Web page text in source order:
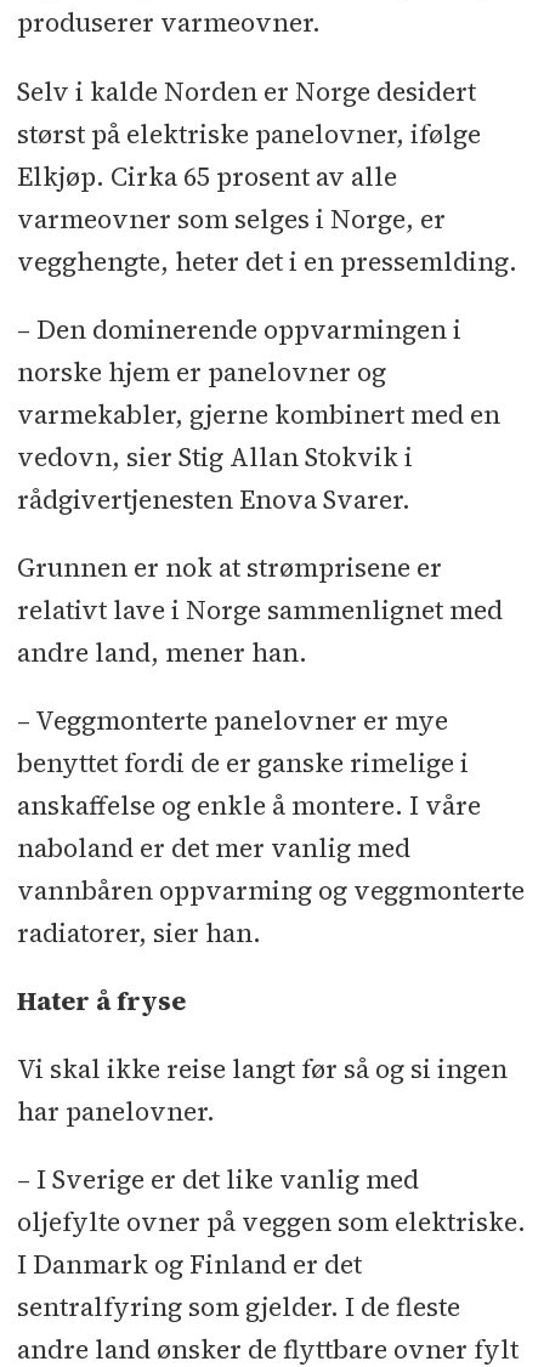
produserer varmeovner.
Selv i kalde Norden er Norge desidert
størst på elektriske panelovner, ifølge
Elkjøp. Cirka 65 prosent av alle
varmeovner som selges i Norge, er
vegghengte, heter det i en pressemlding.
– Den dominerende oppvarmingen i
norske hjem er panelovner og
varmekabler, gjerne kombinert med en
vedovn, sier Stig Allan Stokvik i
rådgivertjenesten Enova Svarer.
Grunnen er nok at strømprisene er
relativt lave i Norge sammenlignet med
andre land, mener han.
– Veggmonterte panelovner er mye
benyttet fordi de er ganske rimelige i
anskaffelse og enkle å montere. I våre
naboland er det mer vanlig med
vannbåren oppvarming og veggmonterte
radiatorer, sier han.
Hater å fryse
Vi skal ikke reise langt før så og si ingen
har panelovner.
– I Sverige er det like vanlig med
oljefylte ovner på veggen som elektriske.
I Danmark og Finland er det
sentralfyring som gjelder. I de fleste
andre land ønsker de flyttbare ovner fylt